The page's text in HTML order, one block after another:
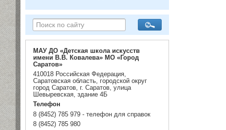
МАУ ДО «Детская школа искусств
имени В.В. Ковалева» МО «Город
Саратов»
410018 Российская Федерация,
Саратовская область, городской округ
город Саратов, г. Саратов, улица
Шевыревская, здание 4Б
Телефон
8 (8452) 785 979 - телефон для справок
8 (8452) 785 980